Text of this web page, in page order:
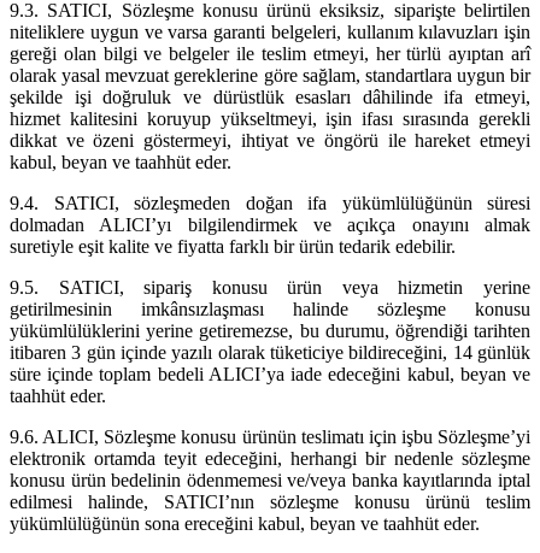
9.3. SATICI, Sözleşme konusu ürünü eksiksiz, siparişte belirtilen
niteliklere uygun ve varsa garanti belgeleri, kullanım kılavuzları işin
gereği olan bilgi ve belgeler ile teslim etmeyi, her türlü ayıptan arî
olarak yasal mevzuat gereklerine göre sağlam, standartlara uygun bir
şekilde işi doğruluk ve dürüstlük esasları dâhilinde ifa etmeyi,
hizmet kalitesini koruyup yükseltmeyi, işin ifası sırasında gerekli
dikkat ve özeni göstermeyi, ihtiyat ve öngörü ile hareket etmeyi
kabul, beyan ve taahhüt eder.
9.4. SATICI, sözleşmeden doğan ifa yükümlülüğünün süresi
dolmadan ALICI’yı bilgilendirmek ve açıkça onayını almak
suretiyle eşit kalite ve fiyatta farklı bir ürün tedarik edebilir.
9.5. SATICI, sipariş konusu ürün veya hizmetin yerine
getirilmesinin imkânsızlaşması halinde sözleşme konusu
yükümlülüklerini yerine getiremezse, bu durumu, öğrendiği tarihten
itibaren 3 gün içinde yazılı olarak tüketiciye bildireceğini, 14 günlük
süre içinde toplam bedeli ALICI’ya iade edeceğini kabul, beyan ve
taahhüt eder.
9.6. ALICI, Sözleşme konusu ürünün teslimatı için işbu Sözleşme’yi
elektronik ortamda teyit edeceğini, herhangi bir nedenle sözleşme
konusu ürün bedelinin ödenmemesi ve/veya banka kayıtlarında iptal
edilmesi halinde, SATICI’nın sözleşme konusu ürünü teslim
yükümlülüğünün sona ereceğini kabul, beyan ve taahhüt eder.